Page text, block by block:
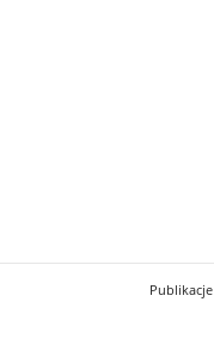
Publikacje